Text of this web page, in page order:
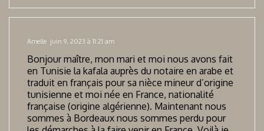
Amelle juin 9, 2023 à 11:21 am
Bonjour maître, mon mari et moi nous avons fait
en Tunisie la kafala auprès du notaire en arabe et
traduit en français pour sa nièce mineur d’origine
tunisienne et moi née en France, nationalité
française (origine algérienne). Maintenant nous
sommes à Bordeaux nous sommes perdu pour